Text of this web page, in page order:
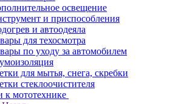
освещение
и приспособления
и автоодеяла
для техосмотра
по уходу за автомобилем
для мытья, снега, скребки
стеклоочистителя
к мототехнике